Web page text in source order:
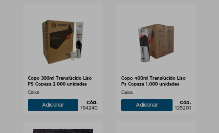
Copo 300ml Translúcido Liso
PS Copaza 2.000 unidades
Caixa
Adicionar
Cód.
194240
Copo 400ml Translúcido Liso
Ps Copaza 1.000 unidades
Caixa
Adicionar
Cód.
125201